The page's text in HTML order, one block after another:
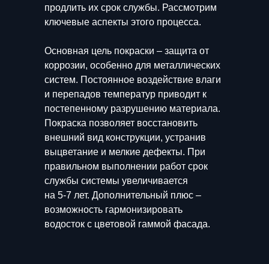
продлить их срок службы. Рассмотрим
ключевые аспекты этого процесса.
Основная цель покраски – защита от
коррозии, особенно для металлических
систем. Постоянное воздействие влаги
и перепадов температур приводит к
постепенному разрушению материала.
Покраска позволяет восстановить
внешний вид конструкции, устранив
выцветание и мелкие дефекты. При
правильном выполнении работ срок
службы системы увеличивается
на 5-7 лет. Дополнительный плюс –
возможность гармонизировать
водосток с цветовой гаммой фасада.